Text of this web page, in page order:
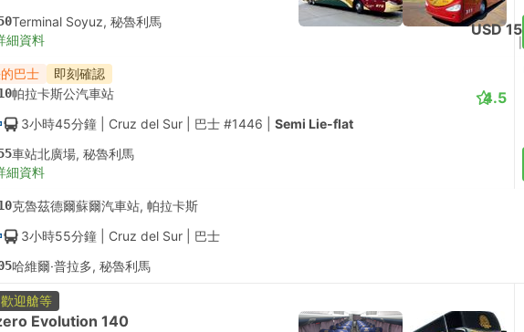
Terminal Soyuz, 秘魯利馬
細資料
USD 15
巴士 即刻確認
帕拉卡斯公汽車站
3小時45分鐘 | Cruz del Sur 巴士 #1446 Semi Lie-flat
車站北廣場, 秘魯利馬
4.5
細資料
克魯茲德爾蘇爾汽車站, 帕拉卡斯
3小時55分鐘 | Cruz del Sur 巴士
哈維爾·普拉多, 秘魯利馬
迎艙等
Evolution 140